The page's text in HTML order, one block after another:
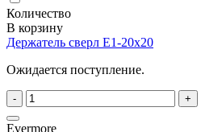
Количество
В корзину
Держатель сверл E1-20x20
Ожидается поступление.
- +
Evermore